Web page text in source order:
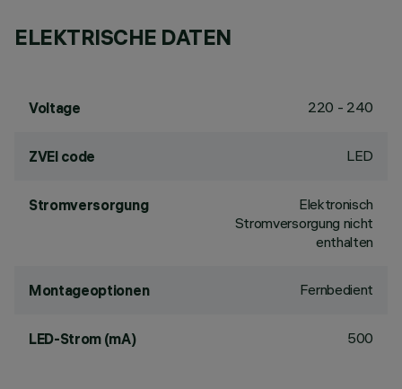
ELEKTRISCHE DATEN
Voltage 220 - 240
ZVEI code LED
Stromversorgung
Elektronisch
Stromversorgung nicht
enthalten
Montageoptionen Fernbedient
LED-Strom (mA) 500